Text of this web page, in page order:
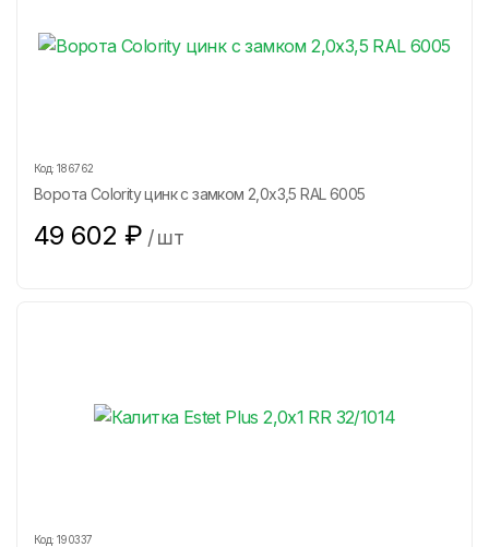
Код: 186762
Ворота Colority цинк с замком 2,0х3,5 RAL 6005
49 602 ₽ /шт
Код: 190337